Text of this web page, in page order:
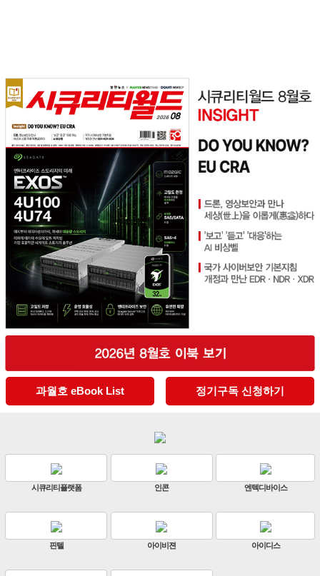
과월호 eBook List 정기구독 신청하기
시큐리티플랫폼 인콘 엔텍디바이스
핀텔 아이비젼 아이디스